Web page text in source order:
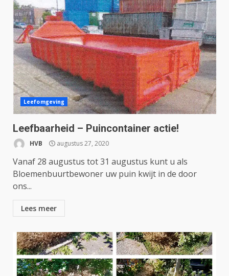
Leefomgeving
Leefbaarheid – Puincontainer actie!
HVB augustus 27, 2020
Vanaf 28 augustus tot 31 augustus kunt u als
Bloemenbuurtbewoner uw puin kwijt in de door
ons...
Lees meer